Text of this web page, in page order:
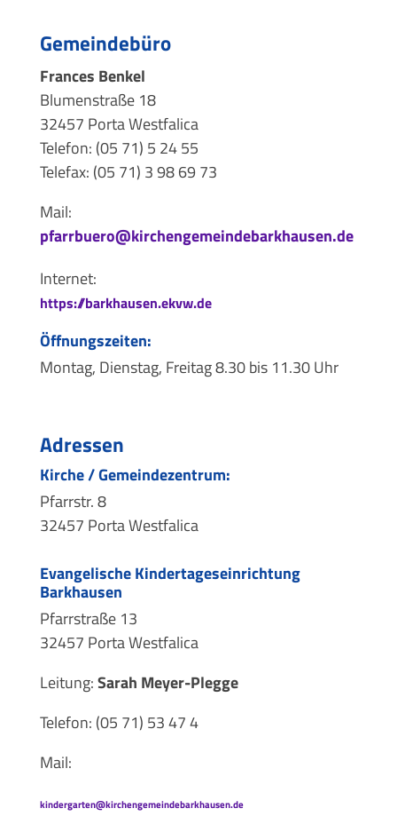
Gemeindebüro
Frances Benkel
Blumenstraße 18
32457 Porta Westfalica
Telefon: (05 71) 5 24 55
Telefax: (05 71) 3 98 69 73
Mail:
pfarrbuero@kirchengemeindebarkhausen.de
Internet:
https://barkhausen.ekvw.de
Öffnungszeiten:
Montag, Dienstag, Freitag 8.30 bis 11.30 Uhr
Adressen
Kirche / Gemeindezentrum:
Pfarrstr. 8
32457 Porta Westfalica
Evangelische Kindertageseinrichtung
Barkhausen
Pfarrstraße 13
32457 Porta Westfalica
Leitung:Sarah Meyer-Plegge
Telefon: (05 71) 53 47 4
Mail:
kindergarten@kirchengemeindebarkhausen.de